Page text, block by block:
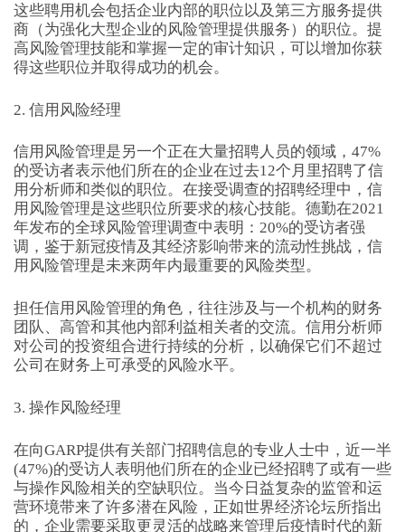
这些聘用机会包括企业内部的职位以及第三方服务提供
商（为强化大型企业的风险管理提供服务）的职位。提
高风险管理技能和掌握一定的审计知识，可以增加你获
得这些职位并取得成功的机会。
2. 信用风险经理
信用风险管理是另一个正在大量招聘人员的领域，47%
的受访者表示他们所在的企业在过去12个月里招聘了信
用分析师和类似的职位。在接受调查的招聘经理中，信
用风险管理是这些职位所要求的核心技能。德勤在2021
年发布的全球风险管理调查中表明：20%的受访者强
调，鉴于新冠疫情及其经济影响带来的流动性挑战，信
用风险管理是未来两年内最重要的风险类型。
担任信用风险管理的角色，往往涉及与一个机构的财务
团队、高管和其他内部利益相关者的交流。信用分析师
对公司的投资组合进行持续的分析，以确保它们不超过
公司在财务上可承受的风险水平。
3. 操作风险经理
在向GARP提供有关部门招聘信息的专业人士中，近一半
(47%)的受访人表明他们所在的企业已经招聘了或有一些
与操作风险相关的空缺职位。当今日益复杂的监管和运
营环境带来了许多潜在风险，正如世界经济论坛所指出
的，企业需要采取更灵活的战略来管理后疫情时代的新